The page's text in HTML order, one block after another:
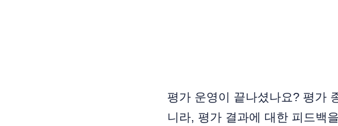
평가 운영이 끝나셨나요? 평가
니라, 평가 결과에 대한 피드백